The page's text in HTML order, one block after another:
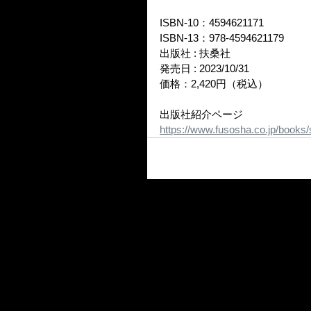
ISBN-10：‎4594621171
ISBN-13：978-4594621179
出版社 : 扶桑社
発売日 : 2023/10/31
価格：2,420円（税込）
出版社紹介ページ
https://www.fusosha.co.jp/